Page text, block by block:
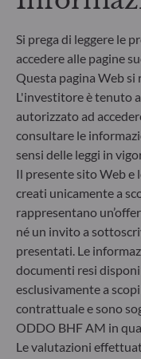
dovuto. Va da 1
al profilo di rischio
non significa priva di
quelli utilizzati per
essere
rischio del fondo.
obiettivi
saranno raggiunti.
Si prega di leggere le
accedere alle pagine
Questa pagina Web
L'investitore è tenuto
autorizzato ad
consultare le
sensi delle leggi in
Il presente sito Web
creati unicamente a
rappresentano
né un invito a
presentati. Le
documenti resi
esclusivamente a
contrattuale e sono
ODDO BHF AM in
Le valutazioni